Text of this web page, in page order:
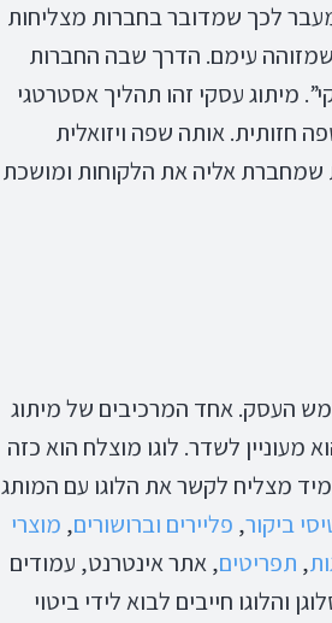
לכך שמדובר בחברות מצליחות
עימם. הדרך שבה החברות
מיתוג עסקי זהו תהליך אסטרטגי
אותה שפה ויזואלית
שמחברת אליה את הלקוחות ומושכת
העסק. אחד המרכיבים של מיתוג
לשדר. לוגו מוצלח הוא כזה
מצליח לקשר את הלוגו עם המותג
ביקור, פליירים וברושורים, מוצרי
, תפריטים, אתר אינטרנט, עמודים
חייבים לבוא לידי ביטוי